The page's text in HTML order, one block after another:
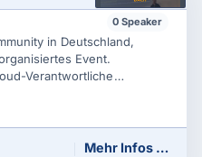
0 Speaker
in Deutschland,
Event.
Verantwortliche
von ehrenamtlichen
Mehr Infos …